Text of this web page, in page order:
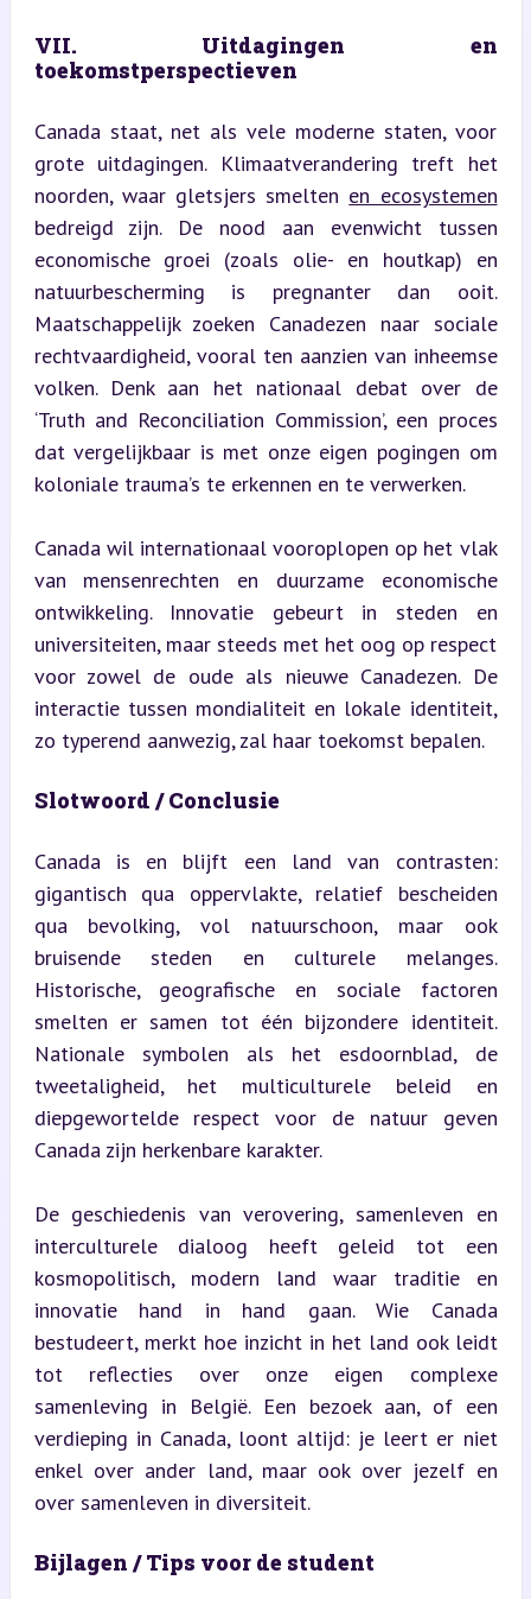
VII. Uitdagingen en
toekomstperspectieven
Canada staat, net als vele moderne staten, voor
grote uitdagingen. Klimaatverandering treft het
noorden, waar gletsjers smelten en ecosystemen
bedreigd zijn. De nood aan evenwicht tussen
economische groei (zoals olie- en houtkap) en
natuurbescherming is pregnanter dan ooit.
Maatschappelijk zoeken Canadezen naar sociale
rechtvaardigheid, vooral ten aanzien van inheemse
volken. Denk aan het nationaal debat over de
‘Truth and Reconciliation Commission’, een proces
dat vergelijkbaar is met onze eigen pogingen om
koloniale trauma’s te erkennen en te verwerken.
Canada wil internationaal vooroplopen op het vlak
van mensenrechten en duurzame economische
ontwikkeling. Innovatie gebeurt in steden en
universiteiten, maar steeds met het oog op respect
voor zowel de oude als nieuwe Canadezen. De
interactie tussen mondialiteit en lokale identiteit,
zo typerend aanwezig, zal haar toekomst bepalen.
Slotwoord / Conclusie
Canada is en blijft een land van contrasten:
gigantisch qua oppervlakte, relatief bescheiden
qua bevolking, vol natuurschoon, maar ook
bruisende steden en culturele melanges.
Historische, geografische en sociale factoren
smelten er samen tot één bijzondere identiteit.
Nationale symbolen als het esdoornblad, de
tweetaligheid, het multiculturele beleid en
diepgewortelde respect voor de natuur geven
Canada zijn herkenbare karakter.
De geschiedenis van verovering, samenleven en
interculturele dialoog heeft geleid tot een
kosmopolitisch, modern land waar traditie en
innovatie hand in hand gaan. Wie Canada
bestudeert, merkt hoe inzicht in het land ook leidt
tot reflecties over onze eigen complexe
samenleving in België. Een bezoek aan, of een
verdieping in Canada, loont altijd: je leert er niet
enkel over ander land, maar ook over jezelf en
over samenleven in diversiteit.
Bijlagen / Tips voor de student